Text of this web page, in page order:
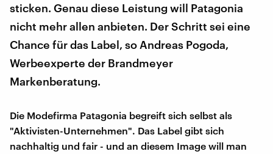
sticken. Genau diese Leistung will Patagonia
nicht mehr allen anbieten. Der Schritt sei eine
Chance für das Label, so Andreas Pogoda,
Werbeexperte der Brandmeyer
Markenberatung.
Die Modefirma Patagonia begreift sich selbst als
"Aktivisten-Unternehmen". Das Label gibt sich
nachhaltig und fair - und an diesem Image will man